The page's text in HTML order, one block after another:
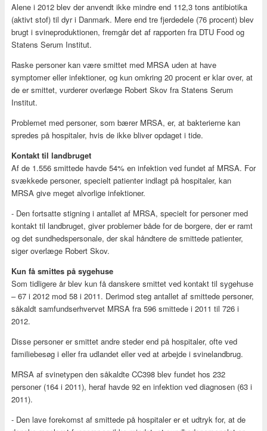
Alene i 2012 blev der anvendt ikke mindre end 112,3 tons antibiotika
(aktivt stof) til dyr i Danmark. Mere end tre fjerdedele (76 procent) blev
brugt i svineproduktionen, fremgår det af rapporten fra DTU Food og
Statens Serum Institut.
Raske personer kan være smittet med MRSA uden at have
symptomer eller infektioner, og kun omkring 20 procent er klar over, at
de er smittet, vurderer overlæge Robert Skov fra Statens Serum
Institut.
Problemet med personer, som bærer MRSA, er, at bakterierne kan
spredes på hospitaler, hvis de ikke bliver opdaget i tide.
Kontakt til landbruget
Af de 1.556 smittede havde 54% en infektion ved fundet af MRSA. For
svækkede personer, specielt patienter indlagt på hospitaler, kan
MRSA give meget alvorlige infektioner.
- Den fortsatte stigning i antallet af MRSA, specielt for personer med
kontakt til landbruget, giver problemer både for de borgere, der er ramt
og det sundhedspersonale, der skal håndtere de smittede patienter,
siger overlæge Robert Skov.
Kun få smittes på sygehuse
Som tidligere år blev kun få danskere smittet ved kontakt til sygehuse
– 67 i 2012 mod 58 i 2011. Derimod steg antallet af smittede personer,
såkaldt samfundserhvervet MRSA fra 596 smittede i 2011 til 726 i
2012.
Disse personer er smittet andre steder end på hospitaler, ofte ved
familiebesøg i eller fra udlandet eller ved at arbejde i svinelandbrug.
MRSA af svinetypen den såkaldte CC398 blev fundet hos 232
personer (164 i 2011), heraf havde 92 en infektion ved diagnosen (63 i
2011).
- Den lave forekomst af smittede på hospitaler er et udtryk for, at de